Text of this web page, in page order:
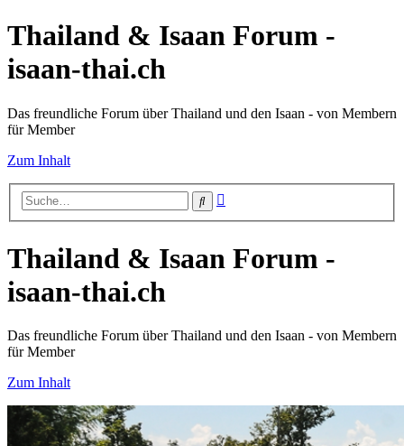
Thailand & Isaan Forum -
isaan-thai.ch
Das freundliche Forum über Thailand und den Isaan - von Membern
für Member
Zum Inhalt
Suche
Thailand & Isaan Forum -
isaan-thai.ch
Das freundliche Forum über Thailand und den Isaan - von Membern
für Member
Zum Inhalt